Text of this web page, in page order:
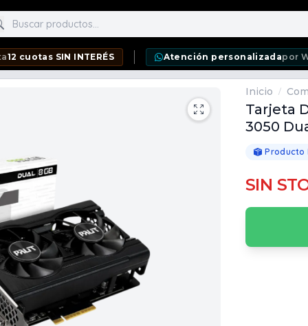
productos
SIN INTERÉS Atención personalizadapor WhatsApp
Inicio /
Tarjeta
3050
Producto
SIN